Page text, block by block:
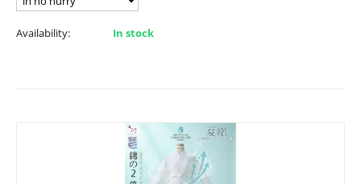
Availability: In stock